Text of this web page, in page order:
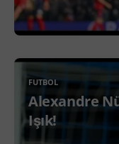
FUTBOL
Alexandre
Işık!